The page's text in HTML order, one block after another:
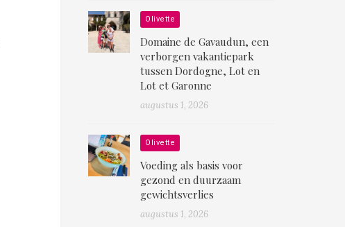
Olivette
Domaine de Gavaudun, een
verborgen vakantiepark
tussen Dordogne, Lot en
Lot et Garonne
augustus 1, 2026
Olivette
Voeding als basis voor
gezond en duurzaam
gewichtsverlies
augustus 1, 2026